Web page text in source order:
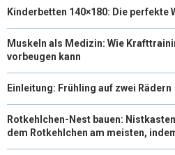
Kinderbetten 140×180: Die perfekte
Muskeln als Medizin: Wie
vorbeugen kann
Einleitung: Frühling auf zwei Rädern
Rotkehlchen-Nest bauen:
dem Rotkehlchen am meisten,